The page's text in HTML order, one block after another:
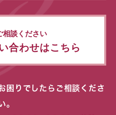
相談ください
合わせはこちら
困りでしたらご相談くださ
。